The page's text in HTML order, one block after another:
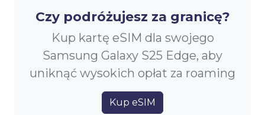
Czy podróżujesz za granicę?
Kup kartę eSIM dla swojego
Samsung Galaxy S25 Edge, aby
uniknąć wysokich opłat za roaming
Kup eSIM